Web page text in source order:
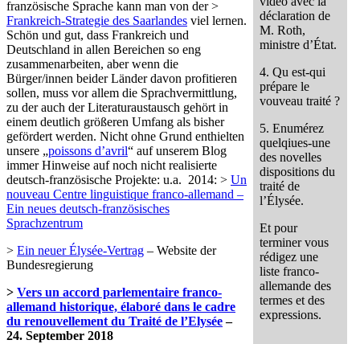
déclaration de
M. Roth,
ministre d’État.
4. Qu est-qui
prépare le
vouveau traité ?
5. Enumérez
quelqiues-une
des novelles
dispositions du
traité de
l’Élysée.
Et pour
terminer vous
rédigez une
liste franco-
allemande des
termes et des
expressions.
französische Sprache kann man von der >
Frankreich-Strategie des Saarlandes viel lernen.
Schön und gut, dass Frankreich und
Deutschland in allen Bereichen so eng
zusammenarbeiten, aber wenn die
Bürger/innen beider Länder davon profitieren
sollen, muss vor allem die Sprachvermittlung,
zu der auch der Literaturaustausch gehört in
einem deutlich größeren Umfang als bisher
gefördert werden. Nicht ohne Grund enthielten
unsere „poissons d’avril“ auf unserem Blog
immer Hinweise auf noch nicht realisierte
deutsch-französische Projekte: u.a. 2014: > Un
nouveau Centre linguistique franco-allemand –
Ein neues deutsch-französisches
Sprachzentrum
> Ein neuer Élysée-Vertrag – Website der
Bundesregierung
> Vers un accord parlementaire franco-
allemand historique, élaboré dans le cadre
du renouvellement du Traité de l’Elysée–
24. September 2018